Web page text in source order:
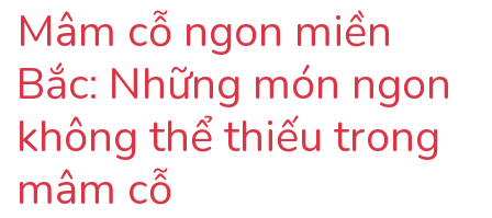
Mâm cỗ ngon miền
Bắc: Những món ngon
không thể thiếu trong
mâm cỗ